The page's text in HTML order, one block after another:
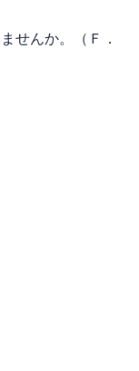
せんか。（Ｆ．